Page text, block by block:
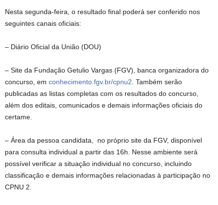
Nesta segunda-feira, o resultado final poderá ser conferido nos
seguintes canais oficiais:
– Diário Oficial da União (DOU)
– Site da Fundação Getulio Vargas (FGV), banca organizadora do
concurso, em conhecimento.fgv.br/cpnu2 . Também serão
publicadas as listas completas com os resultados do concurso,
além dos editais, comunicados e demais informações oficiais do
certame.
– Área da pessoa candidata, no próprio site da FGV, disponível
para consulta individual a partir das 16h. Nesse ambiente será
possível verificar a situação individual no concurso, incluindo
classificação e demais informações relacionadas à participação no
CPNU 2.